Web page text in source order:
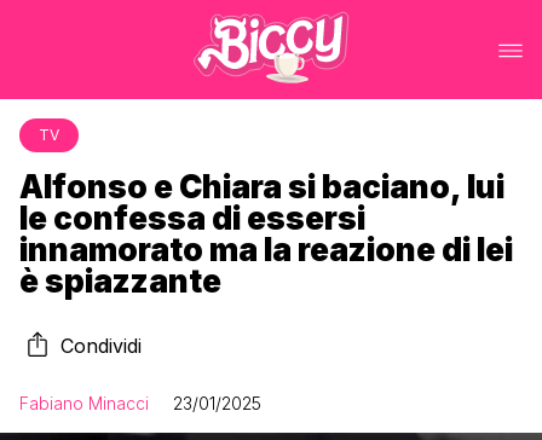
TV
Alfonso e Chiara si baciano, lui
le confessa di essersi
innamorato ma la reazione di lei
è spiazzante
Condividi
Fabiano Minacci 23/01/2025